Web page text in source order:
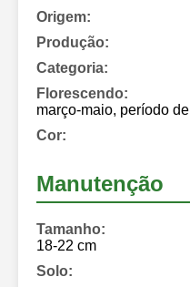
Origem:
Produção:
Categoria:
Florescendo:
março-maio, período
Cor:
Manutenção
Tamanho:
18-22 cm
Solo: